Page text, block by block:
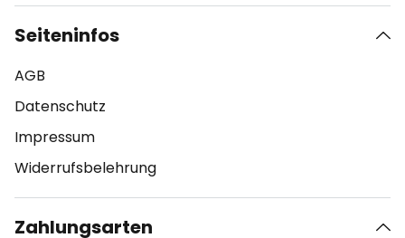
Seiteninfos
AGB
Datenschutz
Impressum
Widerrufsbelehrung
Zahlungsarten